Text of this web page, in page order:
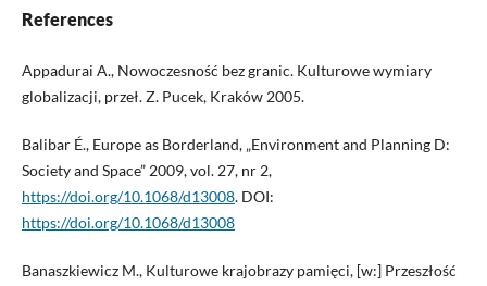
References
Appadurai A., Nowoczesność bez granic. Kulturowe wymiary
globalizacji, przeł. Z. Pucek, Kraków 2005.
Balibar É., Europe as Borderland, „Environment and Planning D:
Society and Space” 2009, vol. 27, nr 2,
https://doi.org/10.1068/d13008. DOI:
https://doi.org/10.1068/d13008
Banaszkiewicz M., Kulturowe krajobrazy pamięci, [w:] Przeszłość